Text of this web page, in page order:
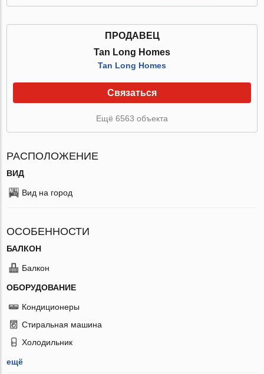
ПРОДАВЕЦ
Tan Long Homes
Tan Long Homes
Связаться
Ещё 6563 объекта
РАСПОЛОЖЕНИЕ
ВИД
Вид на город
ОСОБЕННОСТИ
БАЛКОН
Балкон
ОБОРУДОВАНИЕ
Кондиционеры
Стиральная машина
Холодильник
ещё